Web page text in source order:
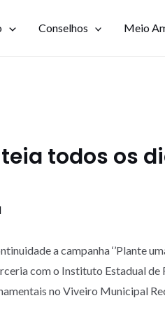
Conselhos Meio
todos os
a campanha ‘’Plante
com o Instituto Estadual de
no Viveiro Municipal